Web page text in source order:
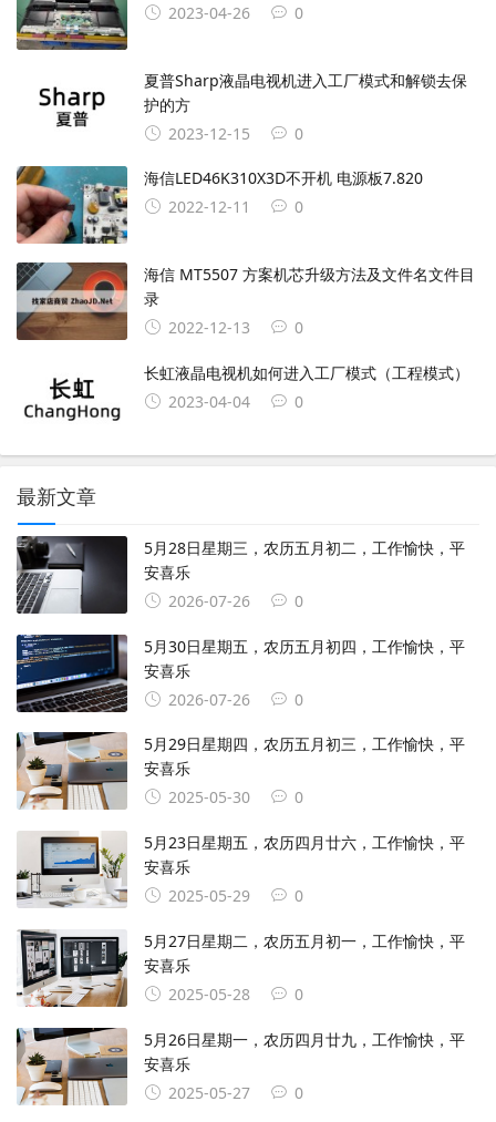
2023-04-26
0
夏普Sharp液晶电视机进入工厂模式和解锁去保
护的方
2023-12-15
0
海信LED46K310X3D不开机 电源板7.820
2022-12-11
0
海信 MT5507 方案机芯升级方法及文件名文件目
录
2022-12-13
0
长虹液晶电视机如何进入工厂模式（工程模式）
2023-04-04
0
最新文章
5月28日星期三，农历五月初二，工作愉快，平
安喜乐
2026-07-26
0
5月30日星期五，农历五月初四，工作愉快，平
安喜乐
2026-07-26
0
5月29日星期四，农历五月初三，工作愉快，平
安喜乐
2025-05-30
0
5月23日星期五，农历四月廿六，工作愉快，平
安喜乐
2025-05-29
0
5月27日星期二，农历五月初一，工作愉快，平
安喜乐
2025-05-28
0
5月26日星期一，农历四月廿九，工作愉快，平
安喜乐
2025-05-27
0